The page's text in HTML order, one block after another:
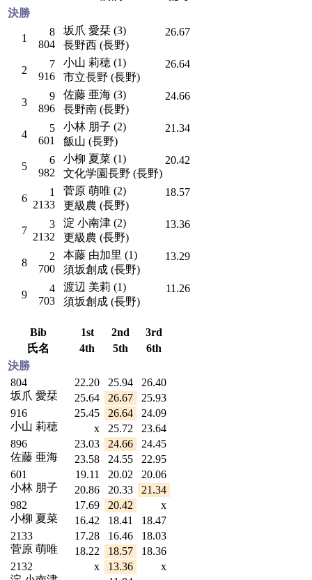
決勝
1
8
804
坂爪 愛栞 (3)
長野西 (長野)
26.67
2
7
916
小山 莉穂 (1)
市立長野 (長野)
26.64
3
9
896
佐藤 亜海 (3)
長野南 (長野)
24.66
4
5
601
小林 朋子 (2)
飯山 (長野)
21.34
5
6
982
小柳 夏菜 (1)
文化学園長野 (長野)
20.42
6
1
2133
菅原 萌唯 (2)
更級農 (長野)
18.57
7
3
2132
淀 小南津 (2)
更級農 (長野)
13.36
8
2
700
本藤 由加里 (1)
須坂創成 (長野)
13.29
9
4
703
渡辺 美莉 (1)
須坂創成 (長野)
11.26
Bib 1st 2nd
3rd
氏名
4th 5th
6th
決勝
804
坂爪 愛栞
22.20 25.94
26.40
25.64
26.67
25.93
916
小山 莉穂
25.45 26.64
24.09
x
25.72
23.64
896
佐藤 亜海
23.03 24.66
24.45
23.58
24.55
22.95
601
小林 朋子
19.11 20.02
20.06
20.86
20.33
21.34
982
小柳 夏菜
17.69 20.42
x
16.42
18.41
18.47
2133
菅原 萌唯
17.28 16.46
18.03
18.22
18.57
18.36
2132
x 13.36
x